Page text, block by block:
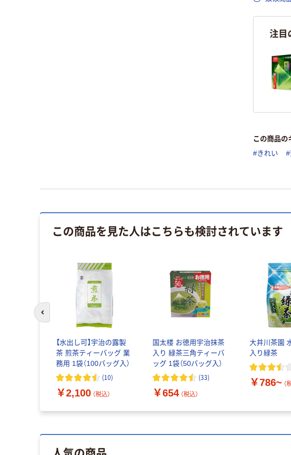
注目
この商品の
#きれい
この商品を見た人はこちらも検討されています
【水出し可】宇治の露製
茶 煎茶ティーバッグ 業
務用 1袋（100バッグ入）
(10)
￥2,100 （税込）
国太楼 お徳用宇治抹茶
入り 緑茶三角ティーバ
ッグ 1袋（50バッグ入）
(33)
￥654 （税込）
大井川茶園
入り緑茶
￥786~ （
前のスライドへ